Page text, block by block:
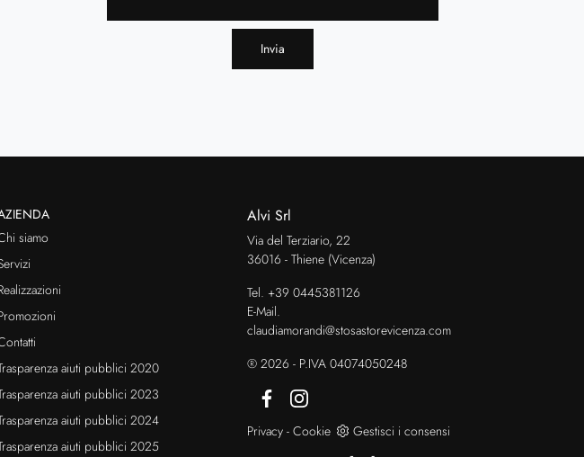
Invia
siamo
aiuti pubblici 2020
aiuti pubblici 2023
aiuti pubblici 2024
aiuti pubblici 2025
Alvi Srl
Via del Terziario, 22
36016 - Thiene (Vicenza)
Tel. +39 0445381126
E-Mail.
claudiamorandi@stosastorevicenza.com
® 2026 - P.IVA 04074050248
Privacy - Cookie
Gestisci i consensi